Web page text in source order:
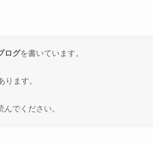
ログを書いています。
ります。
んでください。